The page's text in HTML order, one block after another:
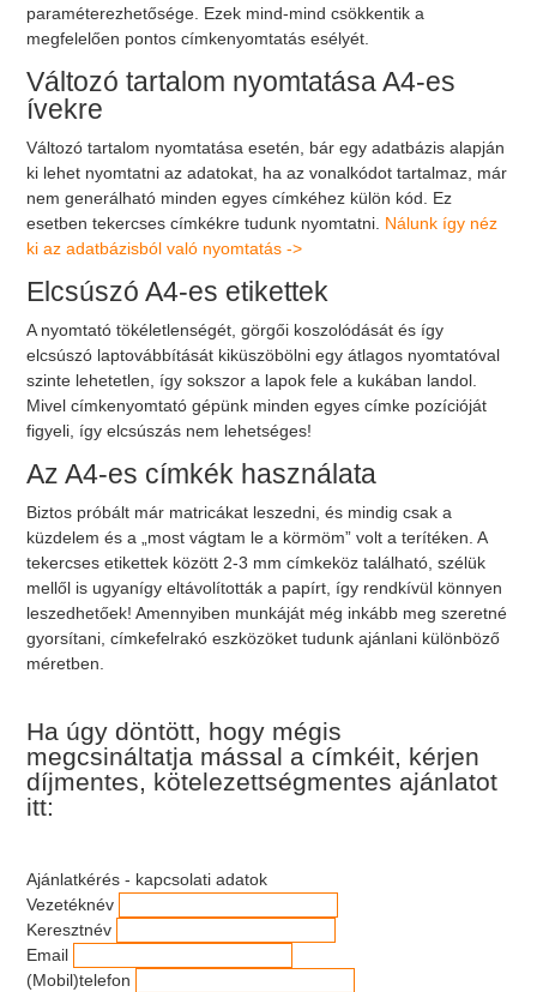
paraméterezhetősége. Ezek mind-mind csökkentik a
megfelelően pontos címkenyomtatás esélyét.
Változó tartalom nyomtatása A4-es
ívekre
Változó tartalom nyomtatása esetén, bár egy adatbázis alapján
ki lehet nyomtatni az adatokat, ha az vonalkódot tartalmaz, már
nem generálható minden egyes címkéhez külön kód. Ez
esetben tekercses címkékre tudunk nyomtatni. Nálunk így néz
ki az adatbázisból való nyomtatás ->
Elcsúszó A4-es etikettek
A nyomtató tökéletlenségét, görgői koszolódását és így
elcsúszó laptovábbítását kiküszöbölni egy átlagos nyomtatóval
szinte lehetetlen, így sokszor a lapok fele a kukában landol.
Mivel címkenyomtató gépünk minden egyes címke pozícióját
figyeli, így elcsúszás nem lehetséges!
Az A4-es címkék használata
Biztos próbált már matricákat leszedni, és mindig csak a
küzdelem és a „most vágtam le a körmöm” volt a terítéken. A
tekercses etikettek között 2-3 mm címkeköz található, szélük
mellől is ugyanígy eltávolították a papírt, így rendkívül könnyen
leszedhetőek! Amennyiben munkáját még inkább meg szeretné
gyorsítani, címkefelrakó eszközöket tudunk ajánlani különböző
méretben.
Ha úgy döntött, hogy mégis
megcsináltatja mással a címkéit, kérjen
díjmentes, kötelezettségmentes ajánlatot
itt:
Ajánlatkérés - kapcsolati adatok
Vezetéknév
Keresztnév
Email
(Mobil)telefon